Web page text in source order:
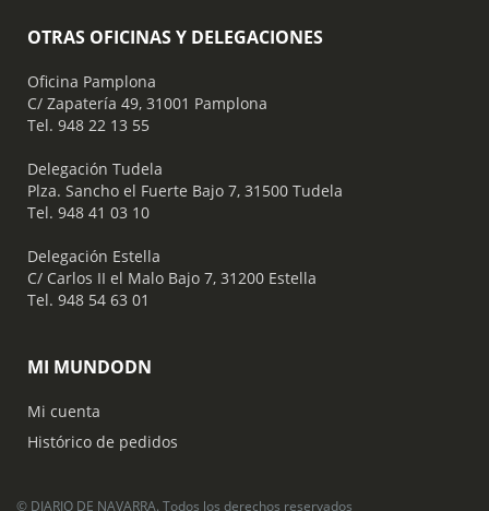
OTRAS OFICINAS Y DELEGACIONES
Oficina Pamplona
C/ Zapatería 49, 31001 Pamplona
Tel. 948 22 13 55
​ Delegación Tudela
Plza. Sancho el Fuerte Bajo 7, 31500 Tudela
Tel. 948 41 03 10
​ Delegación Estella
C/ Carlos II el Malo Bajo 7, 31200 Estella
Tel. 948 54 63 01
MI MUNDODN
Mi cuenta
Histórico de pedidos
© DIARIO DE NAVARRA. Todos los derechos reservados